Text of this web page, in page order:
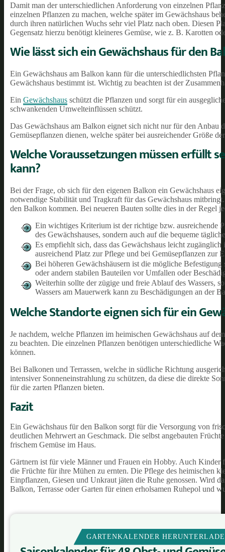
Damit man der unterschiedlichen Anforderung von einzelnen
einzelnen Pflanzen zu machen, welche später im Gewächshaus
durch ihren natürlichen Wuchs sehr viel Platz nach oben. Diesen
Gegensatz hierzu benötigt kleineres Gemüse, wie z. B. Karotten
Wie lässt sich ein Gewächshaus für den
Ein Gewächshaus am Balkon kann für die unterschiedlichsten
Gewächshaus bestimmt ist. Wichtig zu beachten ist der
Ein Gewächshaus schützt die Pflanzen und sorgt für ein
schwankenden Umwelteinflüssen schützt.
Das Gewächshaus am Balkon eignet sich nicht nur für den Anbau
Gemüsepflanzen dienen, welche später bei ausreichender Größe
Welche Voraussetzungen müssen erfüllt
kann?
Bei der Frage, ob sich für den eigenen Balkon ein Gewächshaus
notwendige Stabilität und Tragkraft für das Gewächshaus
den Balkon kommen. Bei neueren Bauten sollte dies in der Regel
Ein wichtiges Kriterium ist der richtige bzw. ausreichende
des Gewächshauses, sondern auch auf die bequeme
Es empfiehlt sich, dass das Gewächshaus leicht
ausreichend Platz zur Pflege und bei Gemüsepflanzen zur
Bei höheren Gewächshäusern ist die mögliche
oder andern stabilen Bauteilen vor Umfallen oder
Weiterhin sollte der zügige und freie Ablauf des Wassers,
Wassers am Mauerwerk kann zu Beschädigungen an der
Welche Standorte eignen sich für ein
Je nachdem, welche Pflanzen im heimischen Gewächshaus auf
zu beachten. Die einzelnen Pflanzen benötigen unterschiedliche
können.
Bei Balkonen und Terrassen, welche in südliche Richtung
intensiver Sonneneinstrahlung zu schützen, da diese die direkte
für die zarten Pflanzen bieten.
Fazit
Ein Gewächshaus für den Balkon sorgt für die Versorgung von
deutlichen Mehrwert an Geschmack. Die selbst angebauten
frischem Gemüse im Haus.
Gärtnern ist für viele Männer und Frauen ein Hobby. Auch Kinder
die Früchte für ihre Mühen zu ernten. Die Pflege des heimischen
Einpflanzen, Giesen und Unkraut jäten die Ruhe genossen. Wird
Balkon, Terrasse oder Garten für einen erholsamen Ruhepol und
GARTENKALENDER